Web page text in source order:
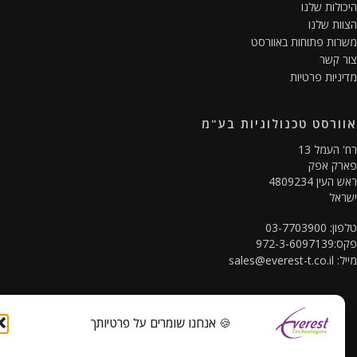
🍪 אנחנו שומרים על פרטיותך
שלנו
שלנו
פתוחות באוורסט
קשר
פרטיות
טכנולוגיות בע"מ
13
אפק
4809234
7703900
sales@everest-t.co.il